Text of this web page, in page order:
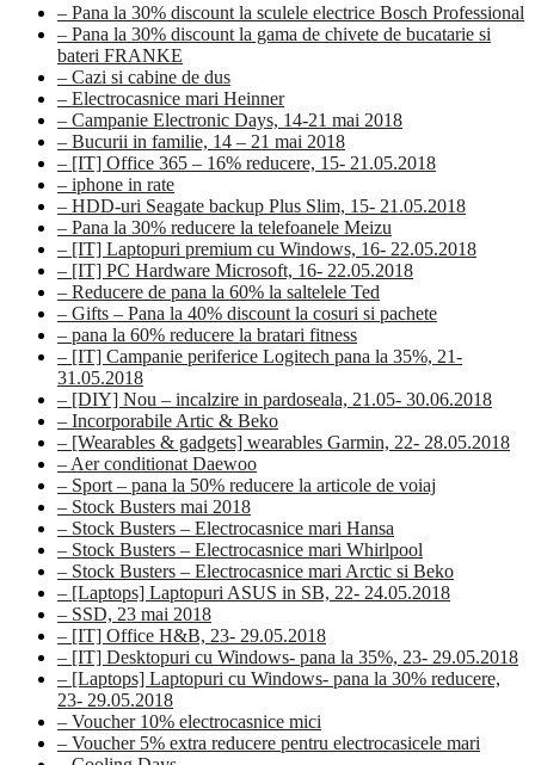
– Pana la 30% discount la sculele electrice Bosch Professional
– Pana la 30% discount la gama de chivete de bucatarie si
bateri FRANKE
– Cazi si cabine de dus
– Electrocasnice mari Heinner
– Campanie Electronic Days, 14-21 mai 2018
– Bucurii in familie, 14 – 21 mai 2018
– [IT] Office 365 – 16% reducere, 15- 21.05.2018
– iphone in rate
– HDD-uri Seagate backup Plus Slim, 15- 21.05.2018
– Pana la 30% reducere la telefoanele Meizu
– [IT] Laptopuri premium cu Windows, 16- 22.05.2018
– [IT] PC Hardware Microsoft, 16- 22.05.2018
– Reducere de pana la 60% la saltelele Ted
– Gifts – Pana la 40% discount la cosuri si pachete
– pana la 60% reducere la bratari fitness
– [IT] Campanie periferice Logitech pana la 35%, 21-
31.05.2018
– [DIY] Nou – incalzire in pardoseala, 21.05- 30.06.2018
– Incorporabile Artic & Beko
– [Wearables & gadgets] wearables Garmin, 22- 28.05.2018
– Aer conditionat Daewoo
– Sport – pana la 50% reducere la articole de voiaj
– Stock Busters mai 2018
– Stock Busters – Electrocasnice mari Hansa
– Stock Busters – Electrocasnice mari Whirlpool
– Stock Busters – Electrocasnice mari Arctic si Beko
– [Laptops] Laptopuri ASUS in SB, 22- 24.05.2018
– SSD, 23 mai 2018
– [IT] Office H&B, 23- 29.05.2018
– [IT] Desktopuri cu Windows- pana la 35%, 23- 29.05.2018
– [Laptops] Laptopuri cu Windows- pana la 30% reducere,
23- 29.05.2018
– Voucher 10% electrocasnice mici
– Voucher 5% extra reducere pentru electrocasicele mari